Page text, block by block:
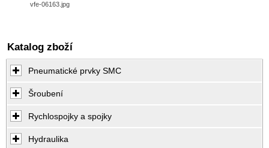
vfe-06163.jpg
Katalog zboží
Pneumatické prvky SMC
Šroubení
Rychlospojky a spojky
Hydraulika